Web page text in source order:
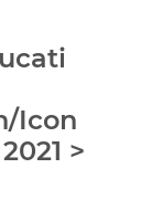
Icon
>